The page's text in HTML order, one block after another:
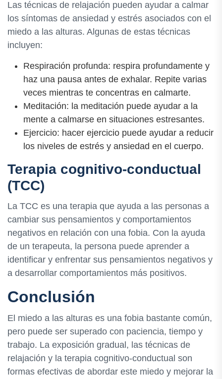
Las técnicas de relajación pueden ayudar a calmar
los síntomas de ansiedad y estrés asociados con el
miedo a las alturas. Algunas de estas técnicas
incluyen:
Respiración profunda: respira profundamente y
haz una pausa antes de exhalar. Repite varias
veces mientras te concentras en calmarte.
Meditación: la meditación puede ayudar a la
mente a calmarse en situaciones estresantes.
Ejercicio: hacer ejercicio puede ayudar a reducir
los niveles de estrés y ansiedad en el cuerpo.
Terapia cognitivo-conductual
(TCC)
La TCC es una terapia que ayuda a las personas a
cambiar sus pensamientos y comportamientos
negativos en relación con una fobia. Con la ayuda
de un terapeuta, la persona puede aprender a
identificar y enfrentar sus pensamientos negativos y
a desarrollar comportamientos más positivos.
Conclusión
El miedo a las alturas es una fobia bastante común,
pero puede ser superado con paciencia, tiempo y
trabajo. La exposición gradual, las técnicas de
relajación y la terapia cognitivo-conductual son
formas efectivas de abordar este miedo y mejorar la